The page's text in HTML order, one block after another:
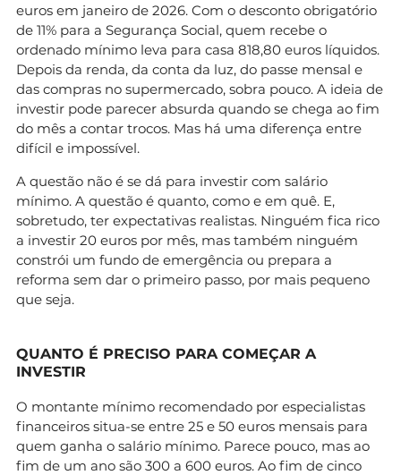
euros em janeiro de 2026. Com o desconto obrigatório
de 11% para a Segurança Social, quem recebe o
ordenado mínimo leva para casa 818,80 euros líquidos.
Depois da renda, da conta da luz, do passe mensal e
das compras no supermercado, sobra pouco. A ideia de
investir pode parecer absurda quando se chega ao fim
do mês a contar trocos. Mas há uma diferença entre
difícil e impossível.
A questão não é se dá para investir com salário
mínimo. A questão é quanto, como e em quê. E,
sobretudo, ter expectativas realistas. Ninguém fica rico
a investir 20 euros por mês, mas também ninguém
constrói um fundo de emergência ou prepara a
reforma sem dar o primeiro passo, por mais pequeno
que seja.
QUANTO É PRECISO PARA COMEÇAR A
INVESTIR
O montante mínimo recomendado por especialistas
financeiros situa-se entre 25 e 50 euros mensais para
quem ganha o salário mínimo. Parece pouco, mas ao
fim de um ano são 300 a 600 euros. Ao fim de cinco